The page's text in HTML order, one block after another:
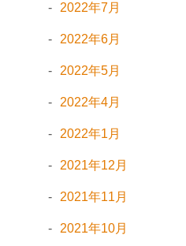
2022年7月
2022年6月
2022年5月
2022年4月
2022年1月
2021年12月
2021年11月
2021年10月